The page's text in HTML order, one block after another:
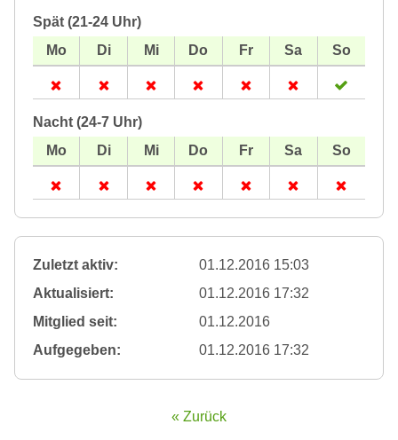
Spät (21-24 Uhr)
Nacht (24-7 Uhr)
Zuletzt aktiv:
01.12.2016 15:03
Aktualisiert:
01.12.2016 17:32
Mitglied seit:
01.12.2016
Aufgegeben:
01.12.2016 17:32
« Zurück